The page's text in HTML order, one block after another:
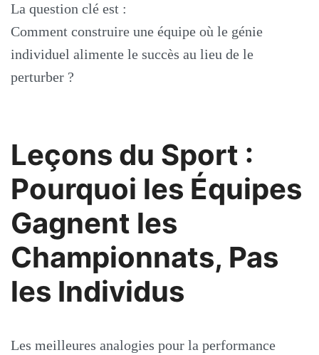
La question clé est :
Comment construire une équipe où le génie
individuel alimente le succès au lieu de le
perturber ?
Leçons du Sport :
Pourquoi les Équipes
Gagnent les
Championnats, Pas
les Individus
Les meilleures analogies pour la performance